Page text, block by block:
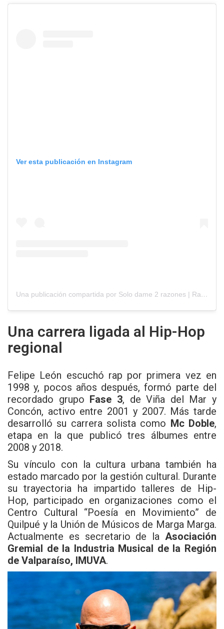
Ver esta publicación en Instagram
Una publicación compartida por Solo dame 2 razones | Rap chileno (@solodame2razones)
Una carrera ligada al Hip-Hop
regional
Felipe León escuchó rap por primera vez en
1998 y, pocos años después, formó parte del
recordado grupo Fase 3, de Viña del Mar y
Concón, activo entre 2001 y 2007. Más tarde
desarrolló su carrera solista como Mc Doble,
etapa en la que publicó tres álbumes entre
2008 y 2018.
Su vínculo con la cultura urbana también ha
estado marcado por la gestión cultural. Durante
su trayectoria ha impartido talleres de Hip-
Hop, participado en organizaciones como el
Centro Cultural “Poesía en Movimiento” de
Quilpué y la Unión de Músicos de Marga Marga.
Actualmente es secretario de la Asociación
Gremial de la Industria Musical de la Región
de Valparaíso, IMUVA.